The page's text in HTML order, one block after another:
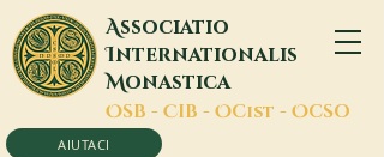
Associatio
Internationalis
Monastica
OSB - CIB - OCist - OCSO
AIUTACI